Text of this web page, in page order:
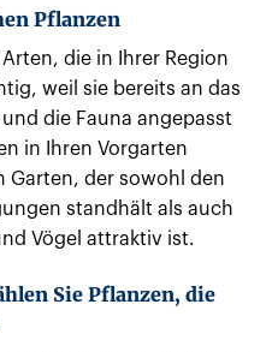
Pflanzen
die in Ihrer Region
weil sie bereits an das
die Fauna angepasst
in Ihren Vorgarten
Garten, der sowohl den
standhält als auch
Vögel attraktiv ist.
Sie Pflanzen, die